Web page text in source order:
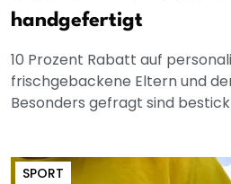
handgefertigt
10 Prozent Rabatt auf
frischgebackene Eltern und
Besonders gefragt sind
SPORT